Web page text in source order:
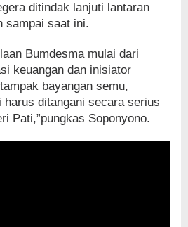
ditindak lanjuti lantaran
sampai saat ini.
Bumdesma mulai dari
keuangan dan inisiator
bayangan semu,
harus ditangani secara serius
Pati,”pungkas Soponyono.